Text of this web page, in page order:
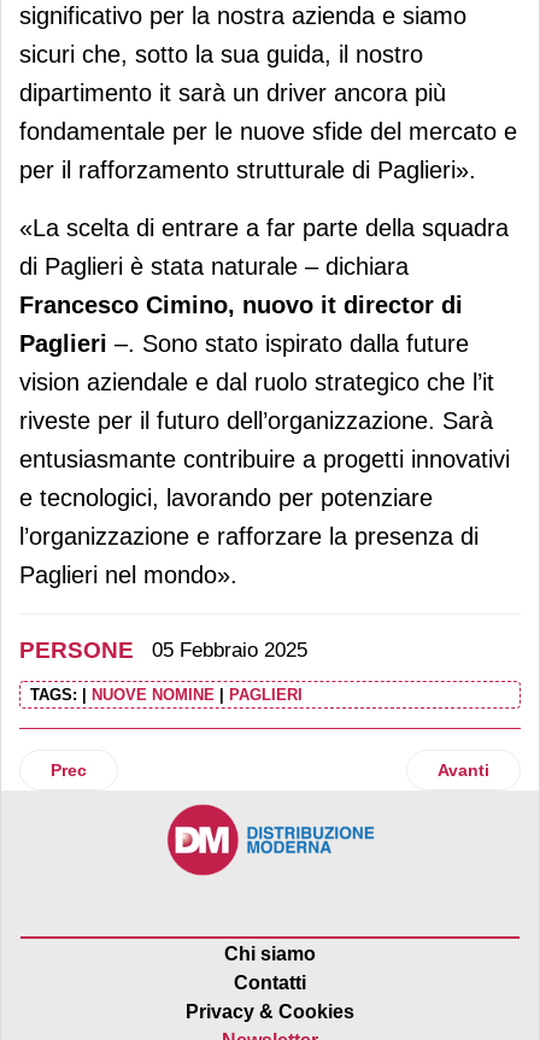
significativo per la nostra azienda e siamo
sicuri che, sotto la sua guida, il nostro
dipartimento it sarà un driver ancora più
fondamentale per le nuove sfide del mercato e
per il rafforzamento strutturale di Paglieri».
«La scelta di entrare a far parte della squadra
di Paglieri è stata naturale – dichiara
Francesco Cimino, nuovo it director di
Paglieri –. Sono stato ispirato dalla future
vision aziendale e dal ruolo strategico che l’it
riveste per il futuro dell’organizzazione. Sarà
entusiasmante contribuire a progetti innovativi
e tecnologici, lavorando per potenziare
l’organizzazione e rafforzare la presenza di
Paglieri nel mondo».
PERSONE 05 Febbraio 2025
TAGS: | NUOVE NOMINE | PAGLIERI
Articolo precedente: Gianmarco Laviola è il nuovo
Prec Articolo
Avanti
Chi siamo
Contatti
Privacy & Cookies